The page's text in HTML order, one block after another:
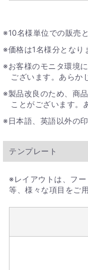
10名様単位での販売
価格は1名様分となり
お客様のモニタ環境
ございます。あらか
製品改良のため、商
ことがございます。
日本語、英語以外の
テンプレート
※レイアウトは、フ
等、様々な項目をご